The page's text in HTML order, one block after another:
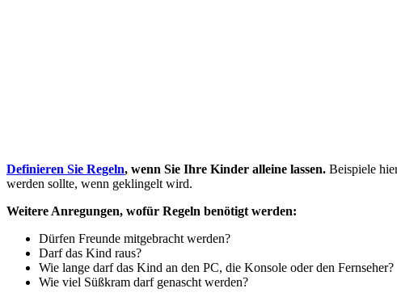
Definieren Sie Regeln, wenn Sie Ihre Kinder alleine lassen. Beispiele
werden sollte, wenn geklingelt wird.
Weitere Anregungen, wofür Regeln benötigt werden:
Dürfen Freunde mitgebracht werden?
Darf das Kind raus?
Wie lange darf das Kind an den PC, die Konsole oder den Fernseher?
Wie viel Süßkram darf genascht werden?